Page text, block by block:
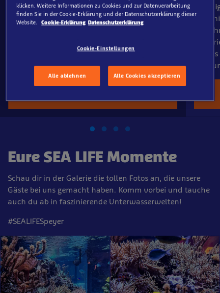
automatisch eine Zeitfensterreservierung, mit
der du dir dein gewünschtes Einlassfenster
Blick
Eure SEA LIFE Momente
Schau dir in der Galerie die tollen Fotos an, die unsere
Gäste bei uns gemacht haben. Komm vorbei und tauche
auch du ab in faszinierende Unterwasserwelten!
#SEALIFESpeyer
klicken. Weitere Informationen zu Cookies und zur Datenverarbeitung
finden Sie in der Cookie-Erklärung und der Datenschutzerklärung dieser
Website.
Cookie-Erklärung Datenschutzerklärung
Cookie-Einstellungen
Alle ablehnen Alle Cookies akzeptieren